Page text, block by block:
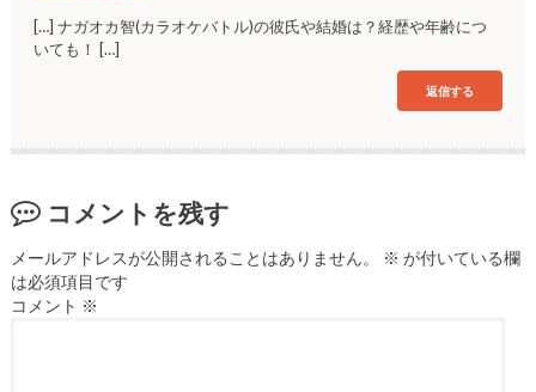
[…] ナガオカ智(カラオケバトル)の彼氏や結婚は？経歴や年齢につ
いても！ […]
返信する
コメントを残す
メールアドレスが公開されることはありません。 ※ が付いている欄
は必須項目です
コメント ※